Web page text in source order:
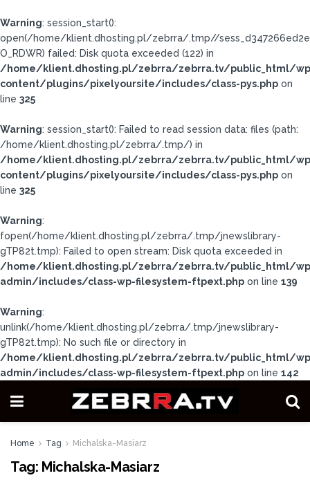
Warning: session_start():
open(/home/klient.dhosting.pl/zebrra/.tmp//
O_RDWR) failed: Disk quota exceeded (122) in
/home/klient.dhosting.pl/zebrra/zebrra.tv/public_html/
content/plugins/pixelyoursite/includes/class-pys.php on
line 325
Warning: session_start(): Failed to read session data: files (path:
/home/klient.dhosting.pl/zebrra/.tmp/) in
/home/klient.dhosting.pl/zebrra/zebrra.tv/public_html/
content/plugins/pixelyoursite/includes/class-pys.php on
line 325
Warning:
fopen(/home/klient.dhosting.pl/zebrra/.tmp/jnewslibrary-
gTP82t.tmp): Failed to open stream: Disk quota exceeded in
/home/klient.dhosting.pl/zebrra/zebrra.tv/public_html/
admin/includes/class-wp-filesystem-ftpext.php on line 139
Warning:
unlink(/home/klient.dhosting.pl/zebrra/.tmp/jnewslibrary-
gTP82t.tmp): No such file or directory in
/home/klient.dhosting.pl/zebrra/zebrra.tv/public_html/
admin/includes/class-wp-filesystem-ftpext.php on line 142
Home Tag Michalska-Masiarz
Tag: Michalska-Masiarz